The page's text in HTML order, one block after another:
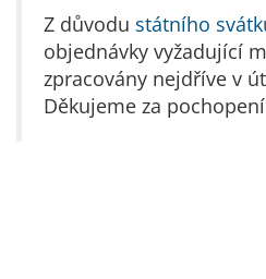
Z důvodu státního
objednávky vyžadující
zpracovány nejdříve v
Děkujeme za pochopení